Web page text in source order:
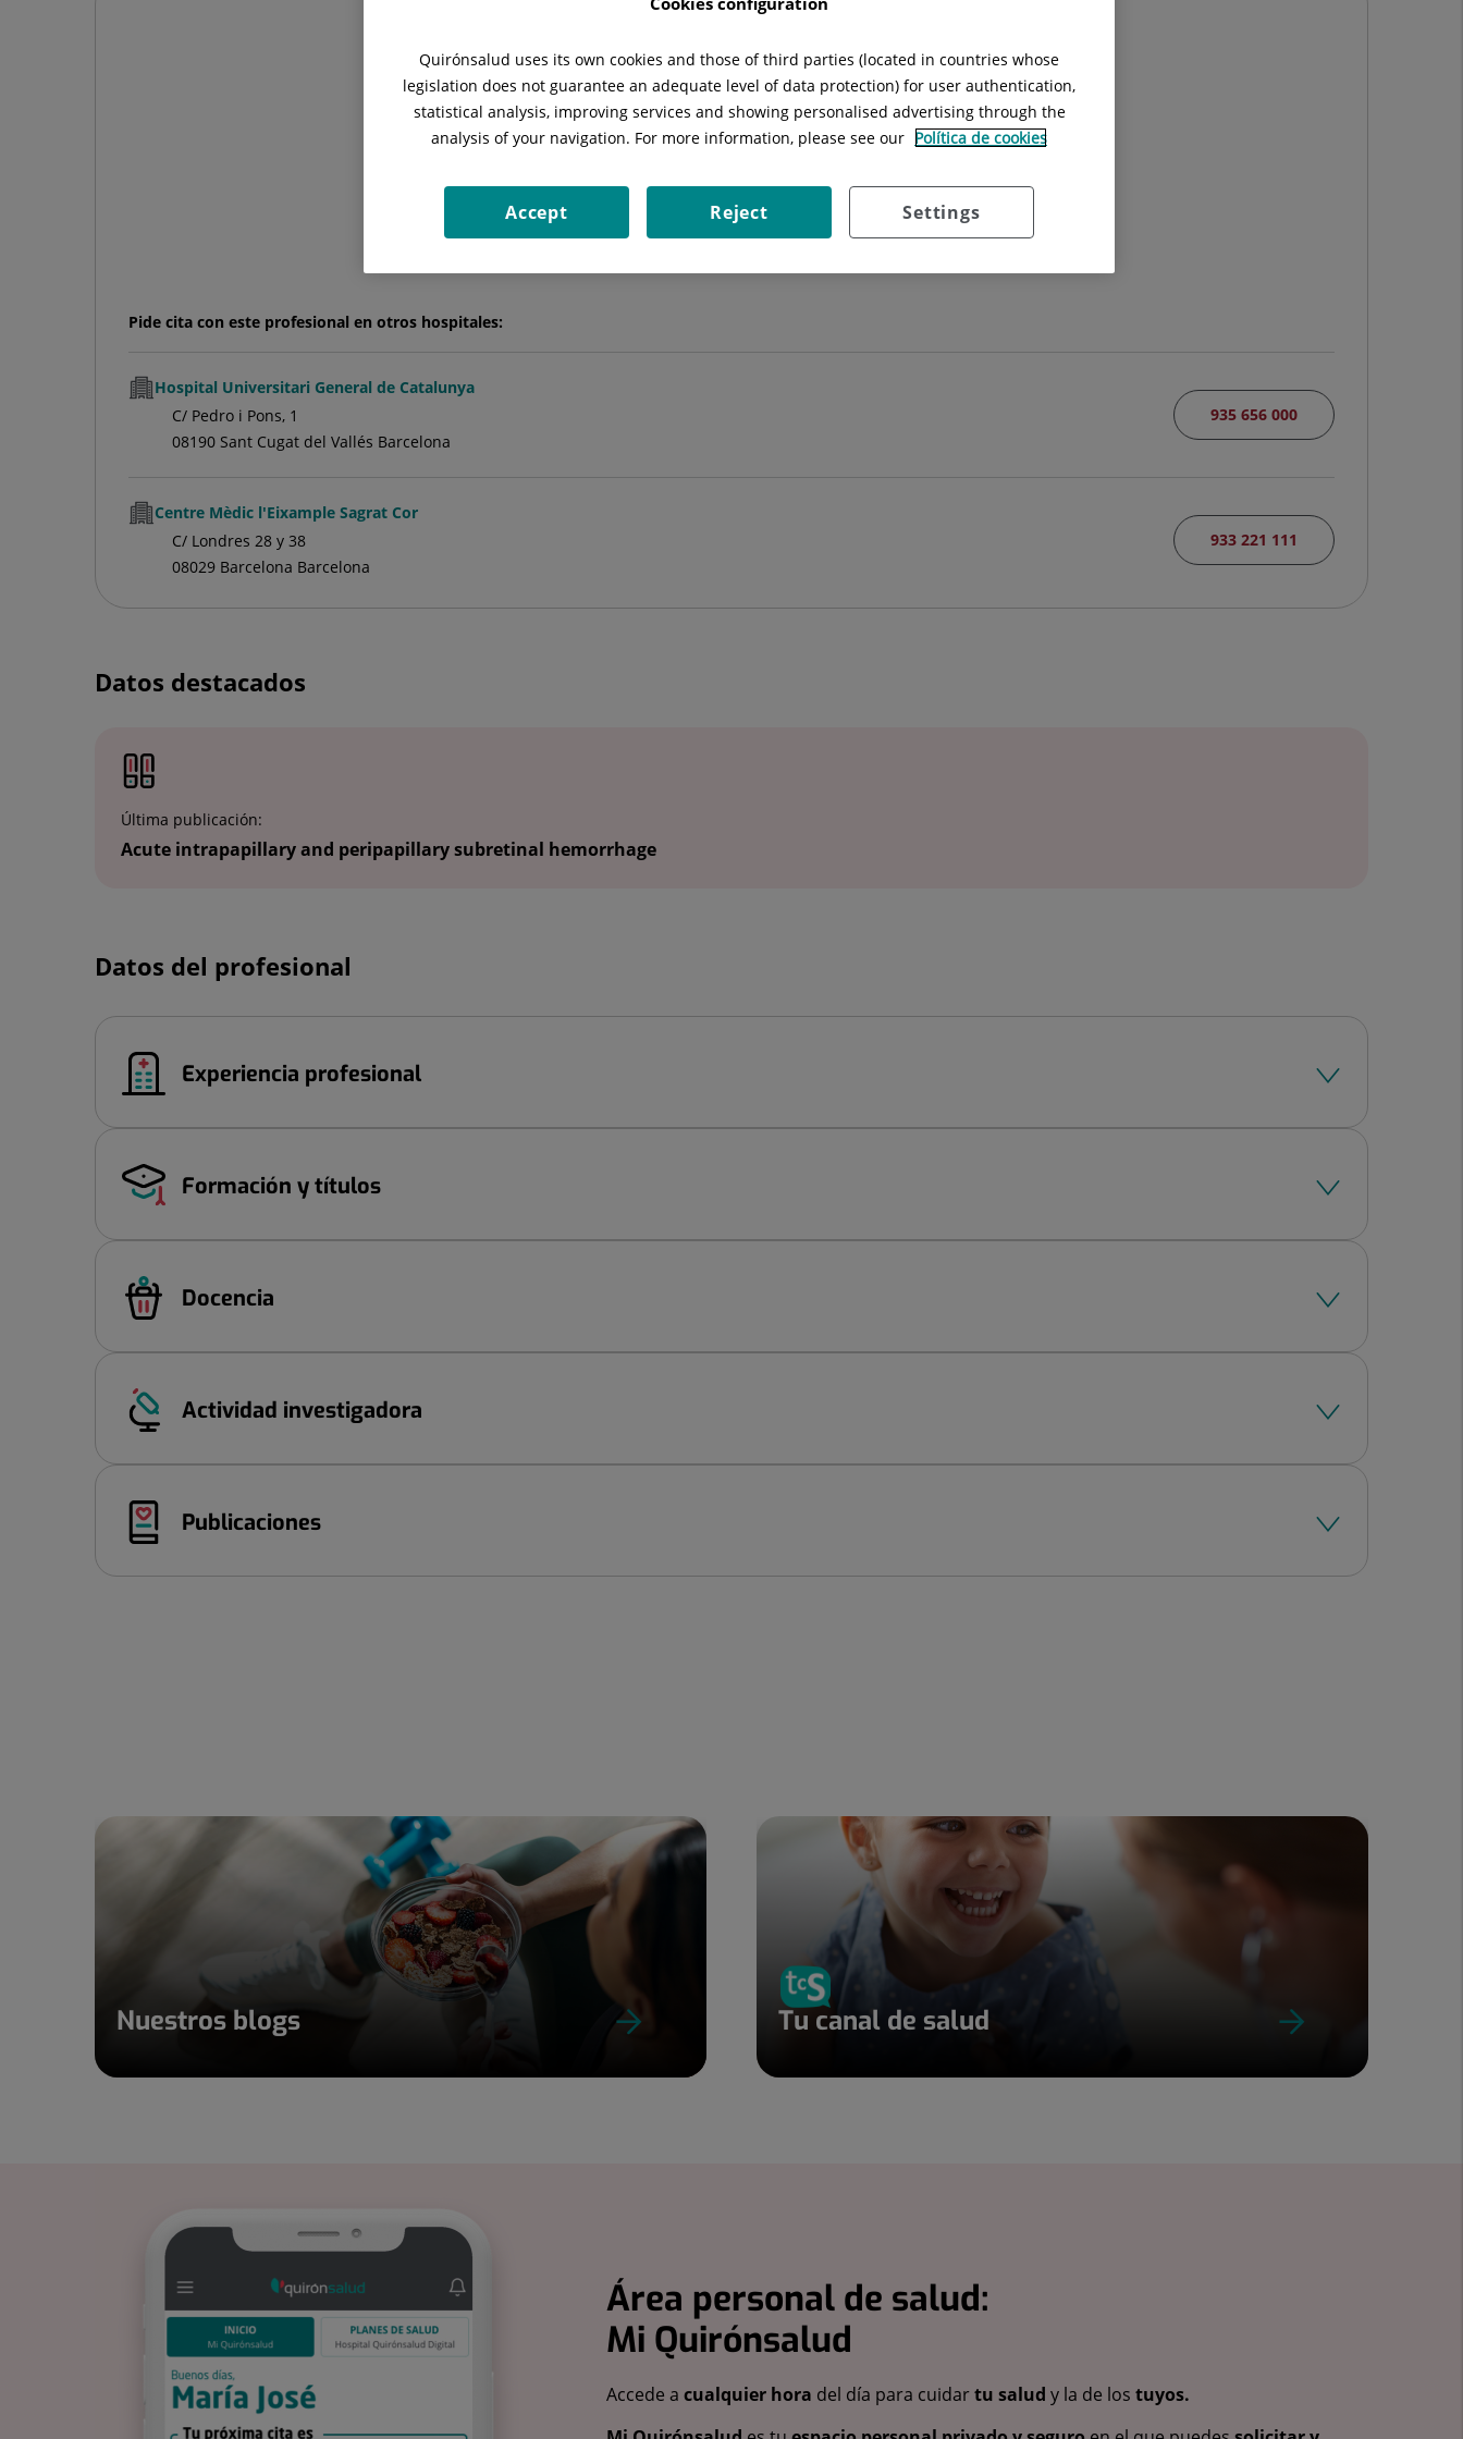
JoséGrau Verger
FACULTATIVO ESPECIALISTA OFTALMOLOGÍA
Pedir cita
Pide cita con este profesional en otros hospitales:
Hospital Universitari General de Catalunya
C/ Pedro i Pons, 1
08190 Sant Cugat del Vallés Barcelona
935 656 000
Centre Mèdic l'Eixample Sagrat Cor
C/ Londres 28 y 38
08029 Barcelona Barcelona
933 221 111
Datos destacados
Última publicación:
Acute intrapapillary and peripapillary subretinal hemorrhage
Datos del profesional
Experiencia profesional
Formación y títulos
Docencia
Actividad investigadora
Publicaciones
Nuestros blogs Tu canal de salud
Área personal de salud:
Mi Quirónsalud
Accede a cualquier hora del día para cuidartu salud y la de los tuyos.
Quirónsalud uses its own cookies and those of third parties (located in countries whose
legislation does not guarantee an adequate level of data protection) for user authentication,
statistical analysis, improving services and showing personalised advertising through the
analysis of your navigation. For more information, please see our Política de cookies
Settings
Reject
Accept